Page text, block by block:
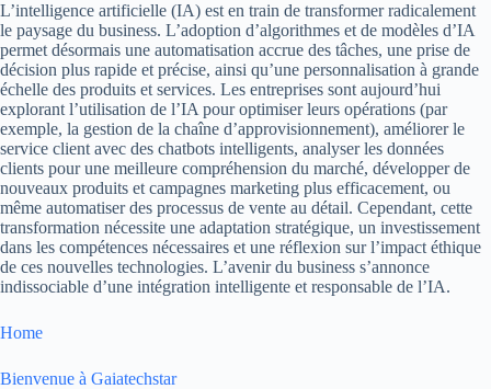
L’intelligence artificielle (IA) est en train de transformer radicalement
le paysage du business. L’adoption d’algorithmes et de modèles d’IA
permet désormais une automatisation accrue des tâches, une prise de
décision plus rapide et précise, ainsi qu’une personnalisation à grande
échelle des produits et services. Les entreprises sont aujourd’hui
explorant l’utilisation de l’IA pour optimiser leurs opérations (par
exemple, la gestion de la chaîne d’approvisionnement), améliorer le
service client avec des chatbots intelligents, analyser les données
clients pour une meilleure compréhension du marché, développer de
nouveaux produits et campagnes marketing plus efficacement, ou
même automatiser des processus de vente au détail. Cependant, cette
transformation nécessite une adaptation stratégique, un investissement
dans les compétences nécessaires et une réflexion sur l’impact éthique
de ces nouvelles technologies. L’avenir du business s’annonce
indissociable d’une intégration intelligente et responsable de l’IA.
Home
Bienvenue à Gaiatechstar